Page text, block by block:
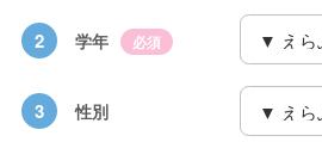
2 学年 必須
3 性別